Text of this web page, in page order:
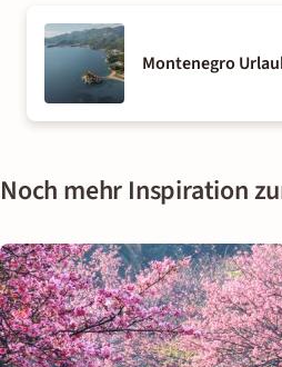
Montenegro
Noch mehr Inspiration